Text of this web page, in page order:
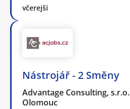
včerejší
Nástrojář - 2 Směny
Advantage Consulting, s.r.o.
Olomouc